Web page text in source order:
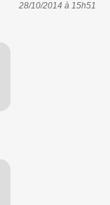
28/10/2014 à 15h51